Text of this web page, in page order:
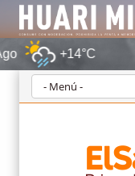
+14°C 16 Ago